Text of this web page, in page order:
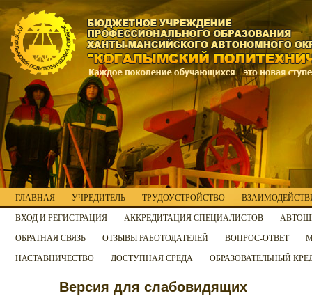
ГЛАВНАЯ УЧРЕДИТЕЛЬ ТРУДОУСТРОЙСТВО
ВХОД И РЕГИСТРАЦИЯ АККРЕДИТАЦИЯ СПЕЦИАЛИСТОВ
ОБРАТНАЯ СВЯЗЬ ОТЗЫВЫ РАБОТОДАТЕЛЕЙ ВОПРОС-ОТВЕТ
НАСТАВНИЧЕСТВО ДОСТУПНАЯ СРЕДА ОБРАЗОВАТЕЛЬНЫЙ
Версия для слабовидящих